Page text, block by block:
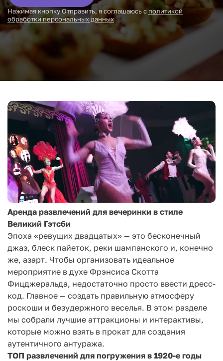
Нажимая кнопку Отправить, я соглашаюсь сполитикой
обработки персональных данных
Аренда развлечений для вечеринки в стиле
Великий Гэтсби
Эпоха «ревущих двадцатых» — это бесконечный
джаз, блеск пайеток, реки шампанского и, конечно
же, азарт. Чтобы организовать идеальное
мероприятие в духе Фрэнсиса Скотта
Фицджеральда, недостаточно просто ввести дресс-
код. Главное — создать правильную атмосферу
роскоши и безудержного веселья. В этом разделе
мы собрали лучшие аттракционы и интерактивы,
которые можно взять в прокат для создания
аутентичного антуража.
ТОП развлечений для погружения в 1920-е годы